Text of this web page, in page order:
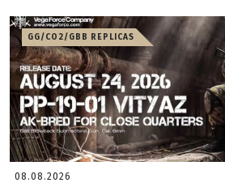
GG/CO2/GBB REPLICAS
08.08.2026